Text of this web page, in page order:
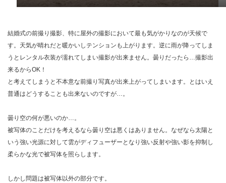
結婚式の前撮り撮影、特に屋外の撮影において最も気がかりなのが天候で
す。天気が晴れだと暖かいしテンションも上がります。逆に雨が降ってしま
うとレンタル衣装が濡れてしまい撮影が出来ません。曇りだったら…撮影出
来るからOK！
と考えてしまうと不本意な前撮り写真が出来上がってしまいます。とはいえ
普通はどうすることも出来ないのですが…。
曇り空の何が悪いのか…。
被写体のことだけを考えるなら曇り空は悪くはありません。なぜなら太陽と
いう強い光源に対して雲がディフューザーとなり強い反射や強い影を抑制し
柔らかな光で被写体を照らします。
しかし問題は被写体以外の部分です。